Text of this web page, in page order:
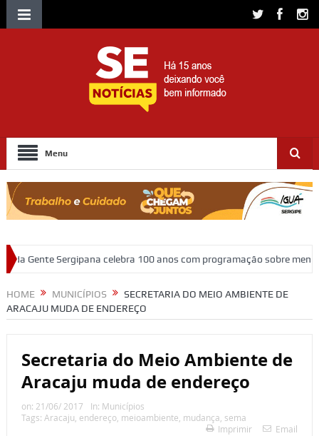
Menu
100 anos com programação sobre memória, educação e
HOME MUNICÍPIOS
SECRETARIA DO MEIO AMBIENTE DE
ARACAJU MUDA DE ENDEREÇO
Secretaria do Meio Ambiente de
Aracaju muda de endereço
on: 21/06/ 2017 In: Municípios
Tags: Aracaju, endereço, meioambiente, mudança, sema
Imprimir
Email